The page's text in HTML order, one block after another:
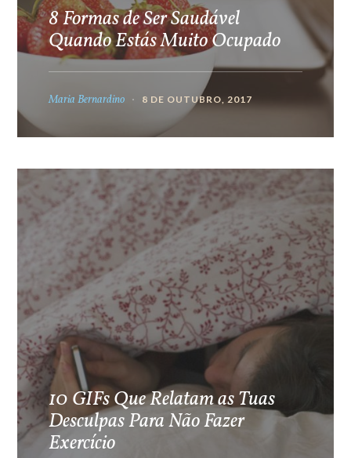
8 Formas de Ser Saudável
Quando Estás Muito Ocupado
Maria Bernardino 8 DE OUTUBRO, 2017
10 GIFs Que Relatam as Tuas
Desculpas Para Não Fazer
Exercício